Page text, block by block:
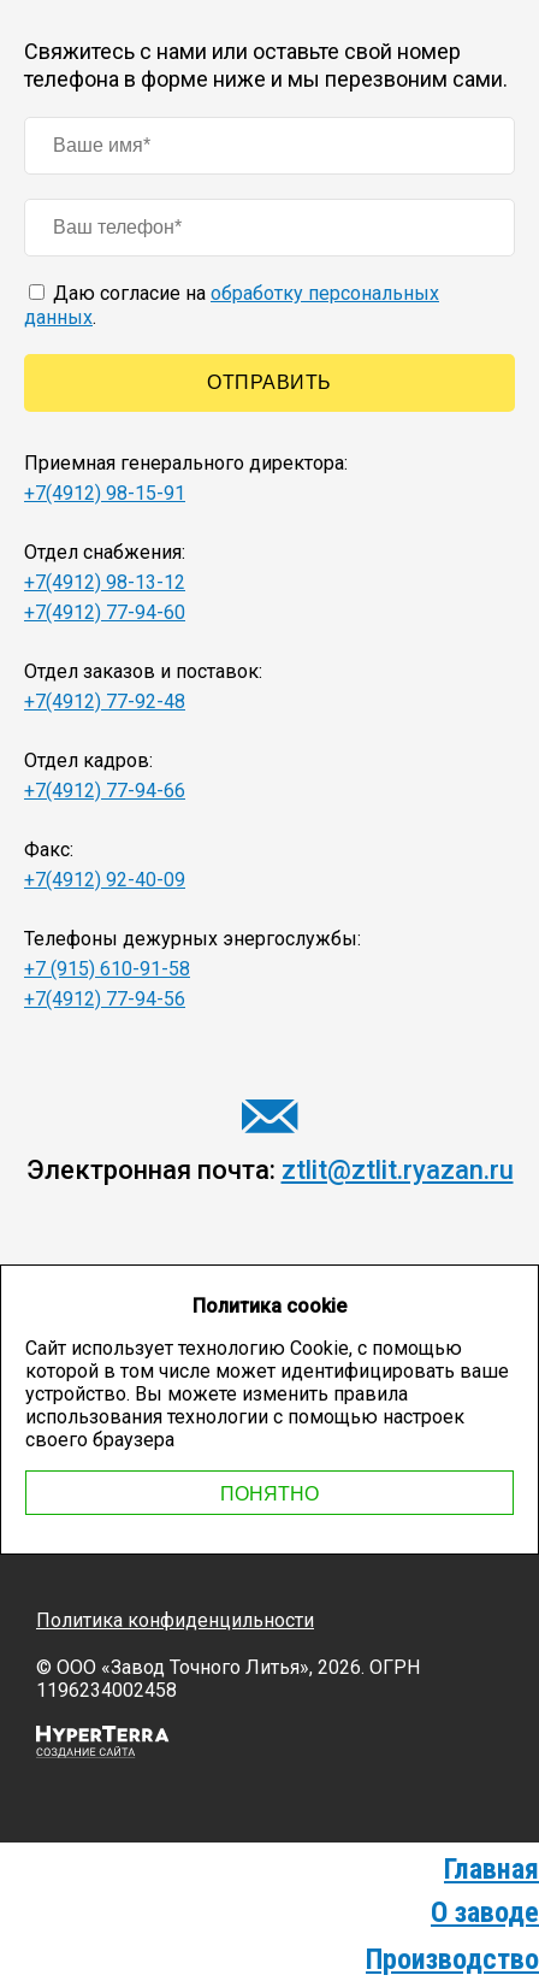
Главная
О заводе
Производство
Свяжитесь с нами или оставьте свой номер
телефона в форме ниже и мы перезвоним сами.
Даю согласие на обработку персональных
данных.
Приемная генерального директора:
+7(4912) 98-15-91
Отдел снабжения:
+7(4912) 98-13-12
+7(4912) 77-94-60
Отдел заказов и поставок:
+7(4912) 77-92-48
Отдел кадров:
+7(4912) 77-94-66
Факс:
+7(4912) 92-40-09
Телефоны дежурных энергослужбы:
+7 (915) 610-91-58
+7(4912) 77-94-56
Электронная почта: ztlit@ztlit.ryazan.ru
Политика cookie
Сайт использует технологию Cookie, с помощью
которой в том числе может идентифицировать ваше
устройство. Вы можете изменить правила
использования технологии с помощью настроек
своего браузера
ПОНЯТНО
Политика конфиденцильности
© OOO «Завод Точного Литья», 2026. ОГРН
1196234002458